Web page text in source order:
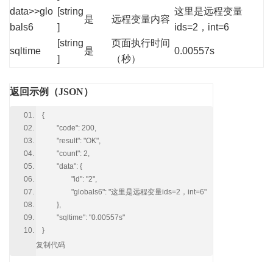
data>>glo
bals6
[string
]
是 远程变量内容
这里是远程变量
ids=2，int=6
sqltime
[string
]
是
页面执行时间
（秒）
0.00557s
返回示例（JSON）
{
"code": 200,
"result": "OK",
"count": 2,
"data": {
"id": "2",
"globals6": "这里是远程变量ids=2，int=6"
},
"sqltime": "0.00557s"
}
复制代码